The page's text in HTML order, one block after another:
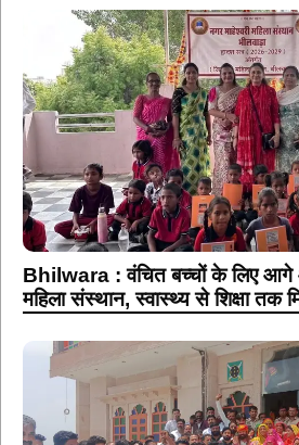
Bhilwara : वंचित बच्चों के लिए आगे
महिला संस्थान, स्वास्थ्य से शिक्षा तक